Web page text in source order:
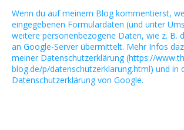
Wenn du auf meinem Blog kommentierst,
eingegebenen Formulardaten (und unter
weitere personenbezogene Daten, wie z. B.
an Google-Server übermittelt. Mehr Infos
meiner Datenschutzerklärung (https://
blog.de/p/datenschutzerklarung.html) und in
Datenschutzerklärung von Google.